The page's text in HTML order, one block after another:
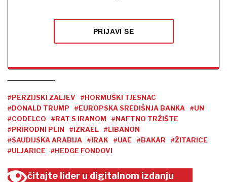
PRIJAVI SE
#PERZIJSKI ZALJEV
#HORMUŠKI TJESNAC
#DONALD TRUMP
#EUROPSKA SREDIŠNJA BANKA
#UN
#CODELCO
#RAT S IRANOM
#NAFTNO TRŽIŠTE
#PRIRODNI PLIN
#IZRAEL
#LIBANON
#SAUDIJSKA ARABIJA
#IRAK #UAE #BAKAR
#ŽITARICE
#ULJARICE
#HEDGE FONDOVI
čitajte lider u digitalnom izdanju